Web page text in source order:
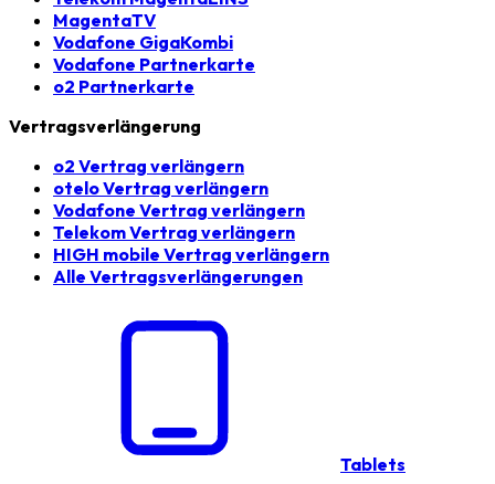
MagentaTV
Vodafone GigaKombi
Vodafone Partnerkarte
o2 Partnerkarte
Vertragsverlängerung
o2 Vertrag verlängern
otelo Vertrag verlängern
Vodafone Vertrag verlängern
Telekom Vertrag verlängern
HIGH mobile Vertrag verlängern
Alle Vertragsverlängerungen
Tablets